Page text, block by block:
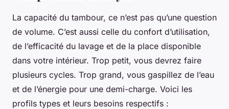
La capacité du tambour, ce n’est pas qu’une question
de volume. C’est aussi celle du confort d’utilisation,
de l’efficacité du lavage et de la place disponible
dans votre intérieur. Trop petit, vous devrez faire
plusieurs cycles. Trop grand, vous gaspillez de l’eau
et de l’énergie pour une demi-charge. Voici les
profils types et leurs besoins respectifs :